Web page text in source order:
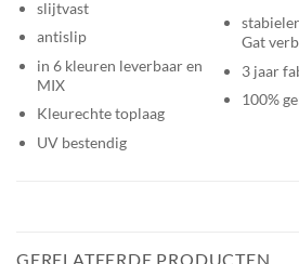
slijtvast
antislip
in 6 kleuren leverbaar en
MIX
Kleurechte toplaag
UV bestendig
Gat
3 jaar
100%
GERELATEERDE PRODUCTEN